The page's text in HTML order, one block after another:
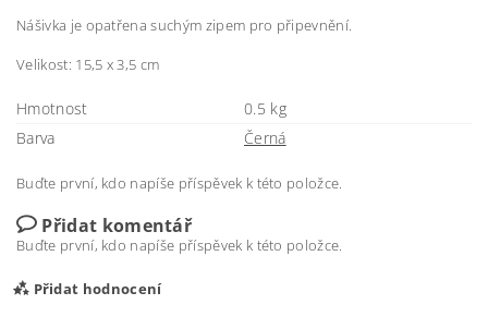
Nášivka je opatřena suchým zipem pro připevnění.
Velikost: 15,5 x 3,5 cm
Hmotnost
0.5 kg
Barva
Černá
Buďte první, kdo napíše příspěvek k této položce.
Přidat komentář
Buďte první, kdo napíše příspěvek k této položce.
Přidat hodnocení